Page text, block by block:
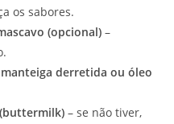
os sabores.
(opcional) –
derretida ou óleo
– se não tiver,